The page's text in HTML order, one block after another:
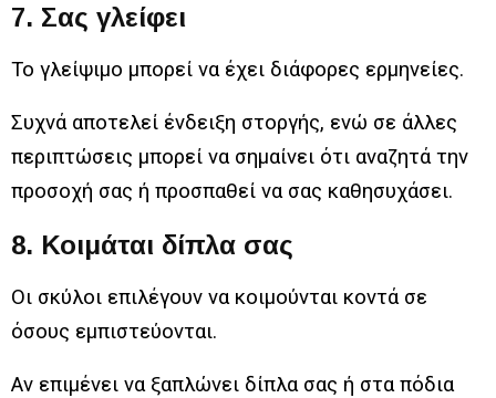
7. Σας γλείφει
Το γλείψιμο μπορεί να έχει διάφορες ερμηνείες.
Συχνά αποτελεί ένδειξη στοργής, ενώ σε άλλες
περιπτώσεις μπορεί να σημαίνει ότι αναζητά την
προσοχή σας ή προσπαθεί να σας καθησυχάσει.
8. Κοιμάται δίπλα σας
Οι σκύλοι επιλέγουν να κοιμούνται κοντά σε
όσους εμπιστεύονται.
Αν επιμένει να ξαπλώνει δίπλα σας ή στα πόδια